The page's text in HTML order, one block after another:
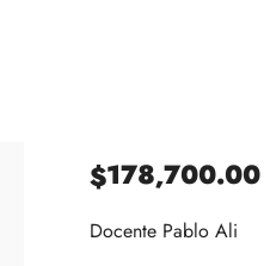
$178,700.00
Docente Pablo Ali